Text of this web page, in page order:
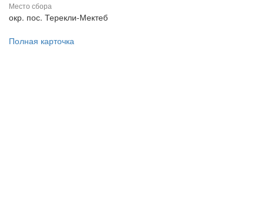
Место сбора
окр. пос. Терекли-Мектеб
Полная карточка